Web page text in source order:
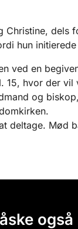
Christine, dels
hun
ved en
15, hvor der
og
deltage. Mød